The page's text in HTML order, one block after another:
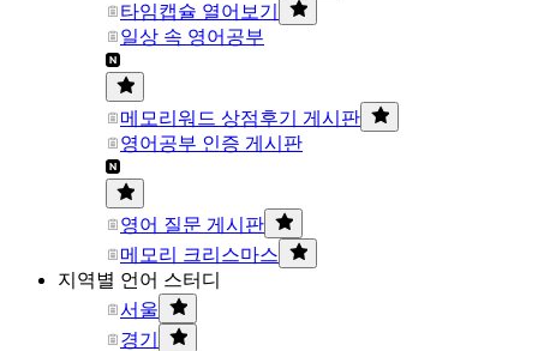
타임캡슐 열어보기
일상 속 영어공부
메모리워드 상점후기 게시판
영어공부 인증 게시판
영어 질문 게시판
메모리 크리스마스
지역별 언어 스터디
서울
경기